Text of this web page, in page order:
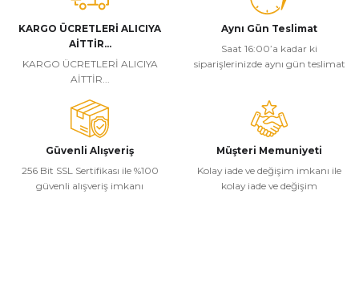
KARGO ÜCRETLERİ ALICIYA
AİTTİR...
KARGO ÜCRETLERİ ALICIYA
AİTTİR...
Aynı Gün Teslimat
Saat 16:00’a kadar ki
siparişlerinizde aynı gün teslimat
Güvenli Alışveriş
256 Bit SSL Sertifikası ile %100
güvenli alışveriş imkanı
Müşteri Memuniyeti
Kolay iade ve değişim imkanı ile
kolay iade ve değişim